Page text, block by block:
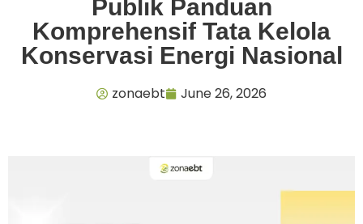
Publik Panduan
Komprehensif Tata Kelola
Konservasi Energi Nasional
zonaebt June 26, 2026